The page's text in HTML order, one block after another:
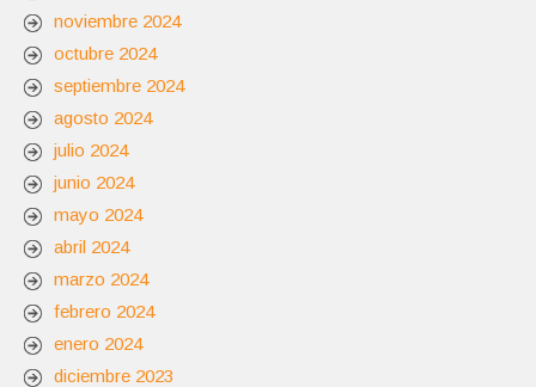
noviembre 2024
octubre 2024
septiembre 2024
agosto 2024
julio 2024
junio 2024
mayo 2024
abril 2024
marzo 2024
febrero 2024
enero 2024
diciembre 2023